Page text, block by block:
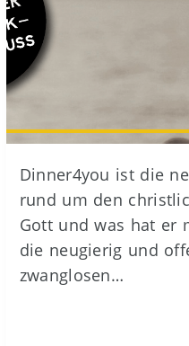
Dinner4you ist die
rund um den
Gott und was hat er
die neugierig und
zwanglosen…